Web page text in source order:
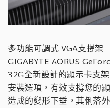
多功能可調式 VGA支撐架
GIGABYTE AORUS
32G全新設計的顯示卡支
安裝選項，有效支撐您的
造成的變形下垂，其俐落